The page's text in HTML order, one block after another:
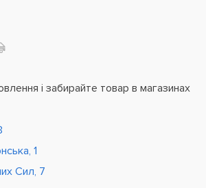
і забирайте товар в магазинах
1
Сил, 7